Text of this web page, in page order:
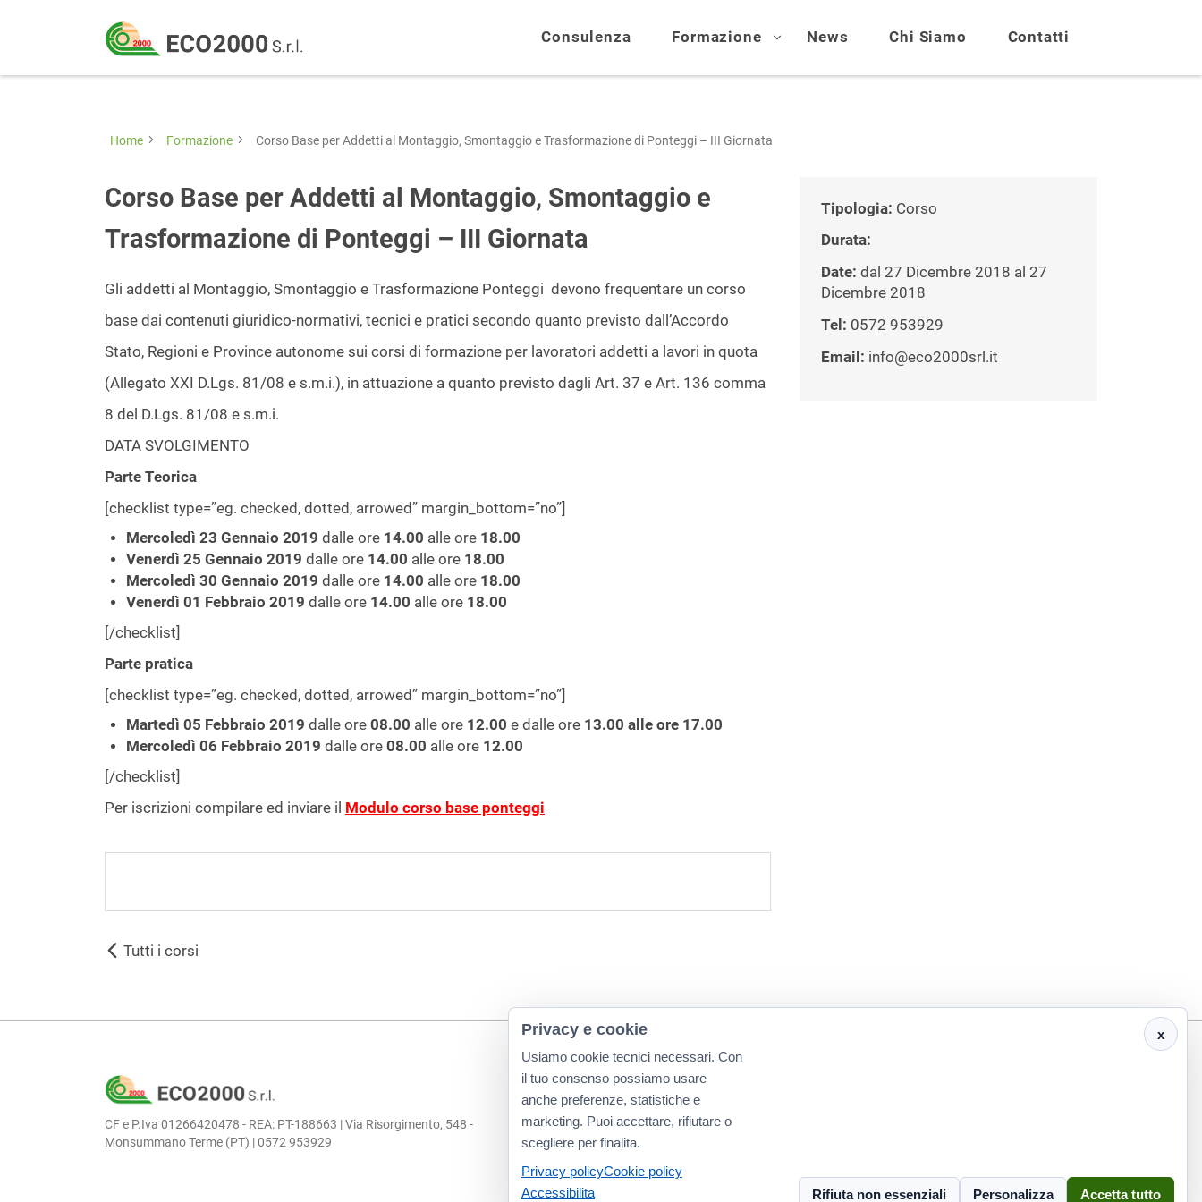
Eco
2000
Srl
Formazione
consulenza
la
sul
lavoro
81/08
Consulenza Formazione News Chi Siamo Contatti
Home Formazione Corso Base per Addetti al Montaggio, Smontaggio e Trasformazione di Ponteggi – III Giornata
Corso Base per Addetti al Montaggio, Smontaggio e
Trasformazione di Ponteggi – III Giornata
Gli addetti al Montaggio, Smontaggio e Trasformazione Ponteggi devono frequentare un corso
base dai contenuti giuridico-normativi, tecnici e pratici secondo quanto previsto dall’Accordo
Stato, Regioni e Province autonome sui corsi di formazione per lavoratori addetti a lavori in quota
(Allegato XXI D.Lgs. 81/08 e s.m.i.), in attuazione a quanto previsto dagli Art. 37 e Art. 136 comma
8 del D.Lgs. 81/08 e s.m.i.
DATA SVOLGIMENTO
Parte Teorica
[checklist type=”eg. checked, dotted, arrowed” margin_bottom=”no”]
Mercoledì 23 Gennaio 2019 dalle ore 14.00 alle ore 18.00
Venerdì 25 Gennaio 2019 dalle ore 14.00 alle ore 18.00
Mercoledì 30 Gennaio 2019 dalle ore 14.00 alle ore 18.00
Venerdì 01 Febbraio 2019 dalle ore 14.00 alle ore 18.00
[/checklist]
Parte pratica
[checklist type=”eg. checked, dotted, arrowed” margin_bottom=”no”]
Martedì 05 Febbraio 2019 dalle ore 08.00 alle ore 12.00 e dalle ore 13.00 alle ore 17.00
Mercoledì 06 Febbraio 2019 dalle ore 08.00 alle ore 12.00
[/checklist]
Per iscrizioni compilare ed inviare il Modulo corso base ponteggi
Tipologia: Corso
Durata:
Date: dal 27 Dicembre 2018 al 27
Dicembre 2018
Tel: 0572 953929
Email: info@eco2000srl.it
Tutti i corsi
CF e P.Iva 01266420478 - REA: PT-188663 | Via Risorgimento, 548 -
Monsummano Terme (PT) | 0572 953929
x
Privacy e cookie
Usiamo cookie tecnici necessari. Con
il tuo consenso possiamo usare
anche preferenze, statistiche e
marketing. Puoi accettare, rifiutare o
scegliere per finalita.
Privacy policyCookie policy
Accessibilita
Rifiuta non essenziali Personalizza Accetta tutto